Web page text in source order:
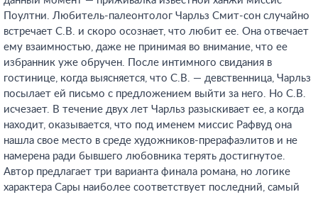
Поултни. Любитель-палеонтолог Чарльз Смит-сон случайно
встречает С.В. и скоро осознает, что любит ее. Она отвечает
ему взаимностью, даже не принимая во внимание, что ее
избранник уже обручен. После интимного свидания в
гостинице, когда выясняется, что С.В. — девственница, Чарльз
посылает ей письмо с предложением выйти за него. Но С.В.
исчезает. В течение двух лет Чарльз разыскивает ее, а когда
находит, оказывается, что под именем миссис Рафвуд она
нашла свое место в среде художников-прерафаэлитов и не
намерена ради бывшего любовника терять достигнутое.
Автор предлагает три варианта финала романа, но логике
характера Сары наиболее соответствует последний, самый